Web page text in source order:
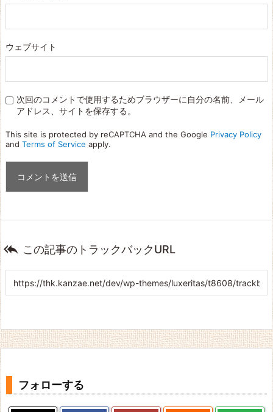
ウェブサイト
次回のコメントで使用するためブラウザーに自分の名前、メール
アドレス、サイトを保存する。
This site is protected by reCAPTCHA and the Google Privacy Policy
and Terms of Service apply.
 この記事のトラックバックURL
フォローする